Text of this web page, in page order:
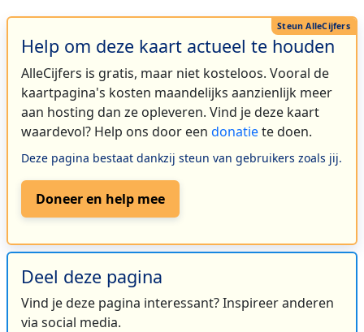
Help om deze kaart actueel te houden
AlleCijfers is gratis, maar niet kosteloos. Vooral de
kaartpagina's kosten maandelijks aanzienlijk meer
aan hosting dan ze opleveren. Vind je deze kaart
waardevol? Help ons door een donatiete doen.
Deze pagina bestaat dankzij steun van gebruikers zoals jij.
Doneer en help mee
Deel deze pagina
Vind je deze pagina interessant? Inspireer anderen
via social media.